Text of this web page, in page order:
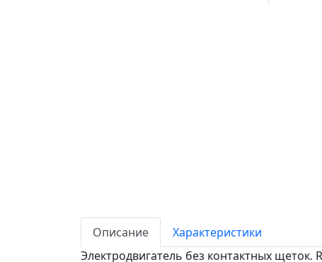
Описание
Характеристики
Электродвигатель без контактных щеток.